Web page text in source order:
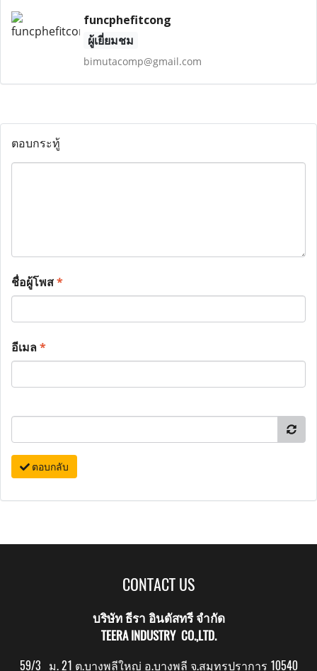
funcphefitcong
ผู้เยี่ยมชม
bimutacomp@gmail.com
ตอบกระทู้
ชื่อผู้โพส*
อีเมล*
ตอบกลับ
CONTACT US
บริษัท ธีรา อินดัสทรี จำกัด
TEERA INDUSTRY CO.,LTD.
59/3 ม. 21 ต.บางพลีใหญ่ อ.บางพลี จ.สมุทรปราการ 10540